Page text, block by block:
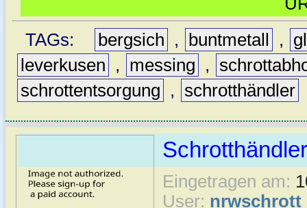
TAGs:
bergsich , buntmetall ,
leverkusen
, messing ,
schrottentsorgung
, schrotthändler
Eingetragen am:
User: nrwschrott